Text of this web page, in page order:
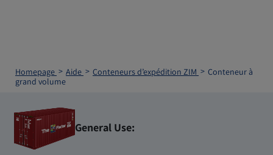
Homepage Aide Conteneurs d’expédition ZIM
Conteneur à
grand volume
General Use: